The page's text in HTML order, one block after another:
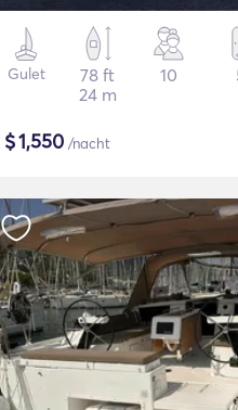
Gulet
78 ft
24 m
10
$1,550 /nacht